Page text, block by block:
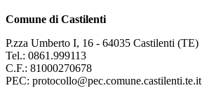
Comune di Castilenti
P.zza Umberto I, 16 - 64035 Castilenti (TE)
Tel.: 0861.999113
C.F.: 81000270678
PEC: protocollo@pec.comune.castilenti.te.it